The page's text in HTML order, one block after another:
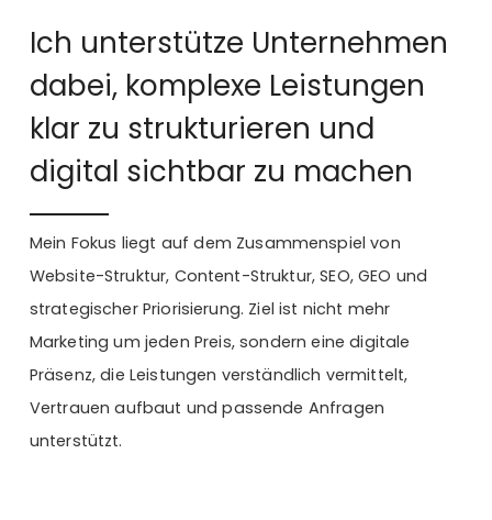
Ich unterstütze Unternehmen
dabei, komplexe Leistungen
klar zu strukturieren und
digital sichtbar zu machen
Mein Fokus liegt auf dem Zusammenspiel von
Website-Struktur, Content-Struktur, SEO, GEO und
strategischer Priorisierung. Ziel ist nicht mehr
Marketing um jeden Preis, sondern eine digitale
Präsenz, die Leistungen verständlich vermittelt,
Vertrauen aufbaut und passende Anfragen
unterstützt.